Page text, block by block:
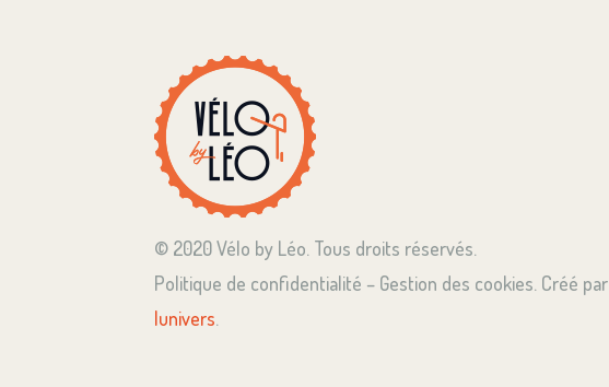
© 2020 Vélo by Léo. Tous droits réservés.
Politique de confidentialité – Gestion des cookies. Créé par
lunivers.